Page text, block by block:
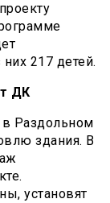
217 детей.
ДК
Раздольном
здания. В
установят